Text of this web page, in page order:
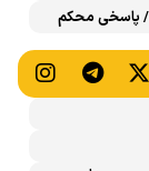
برگزار
پاسخی محکم